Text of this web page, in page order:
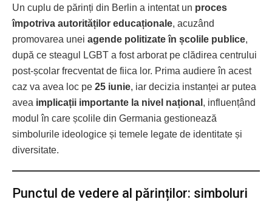
Un cuplu de părinți din Berlin a intentat un proces
împotriva autorităților educaționale, acuzând
promovarea unei agende politizate în școlile publice,
după ce steagul LGBT a fost arborat pe clădirea centrului
post-școlar frecventat de fiica lor. Prima audiere în acest
caz va avea loc pe 25 iunie, iar decizia instanței ar putea
avea implicații importante la nivel național , influențând
modul în care școlile din Germania gestionează
simbolurile ideologice și temele legate de identitate și
diversitate.
Punctul de vedere al părinților: simboluri